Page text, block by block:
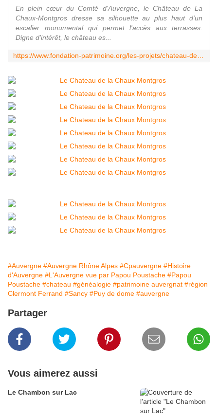
En plein cœur du Comté d'Auvergne, le Château de La
Chaux-Montgros dresse sa silhouette au plus haut d'un
escalier monumental qui permet l'accès aux terrasses.
Digne d'intérêt, le château es...
#Auvergne #Auvergne Rhône Alpes #Cpauvergne #Histoire
d'Auvergne #L'Auvergne vue par Papou Poustache #Papou
Poustache #chateau #généalogie #patrimoine auvergnat #région
Clermont Ferrand #Sancy #Puy de dome #auvergne
Partager
Vous aimerez aussi
Le Chambon sur Lac